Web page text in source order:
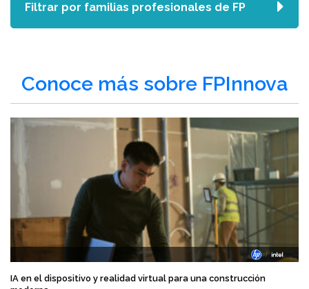
Conoce más sobre FPInnova
IA en el dispositivo y realidad virtual para una construcción
Filtrar por familias profesionales de FP